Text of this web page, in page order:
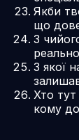
Якби
що
З
З якої
Хто тут
кому